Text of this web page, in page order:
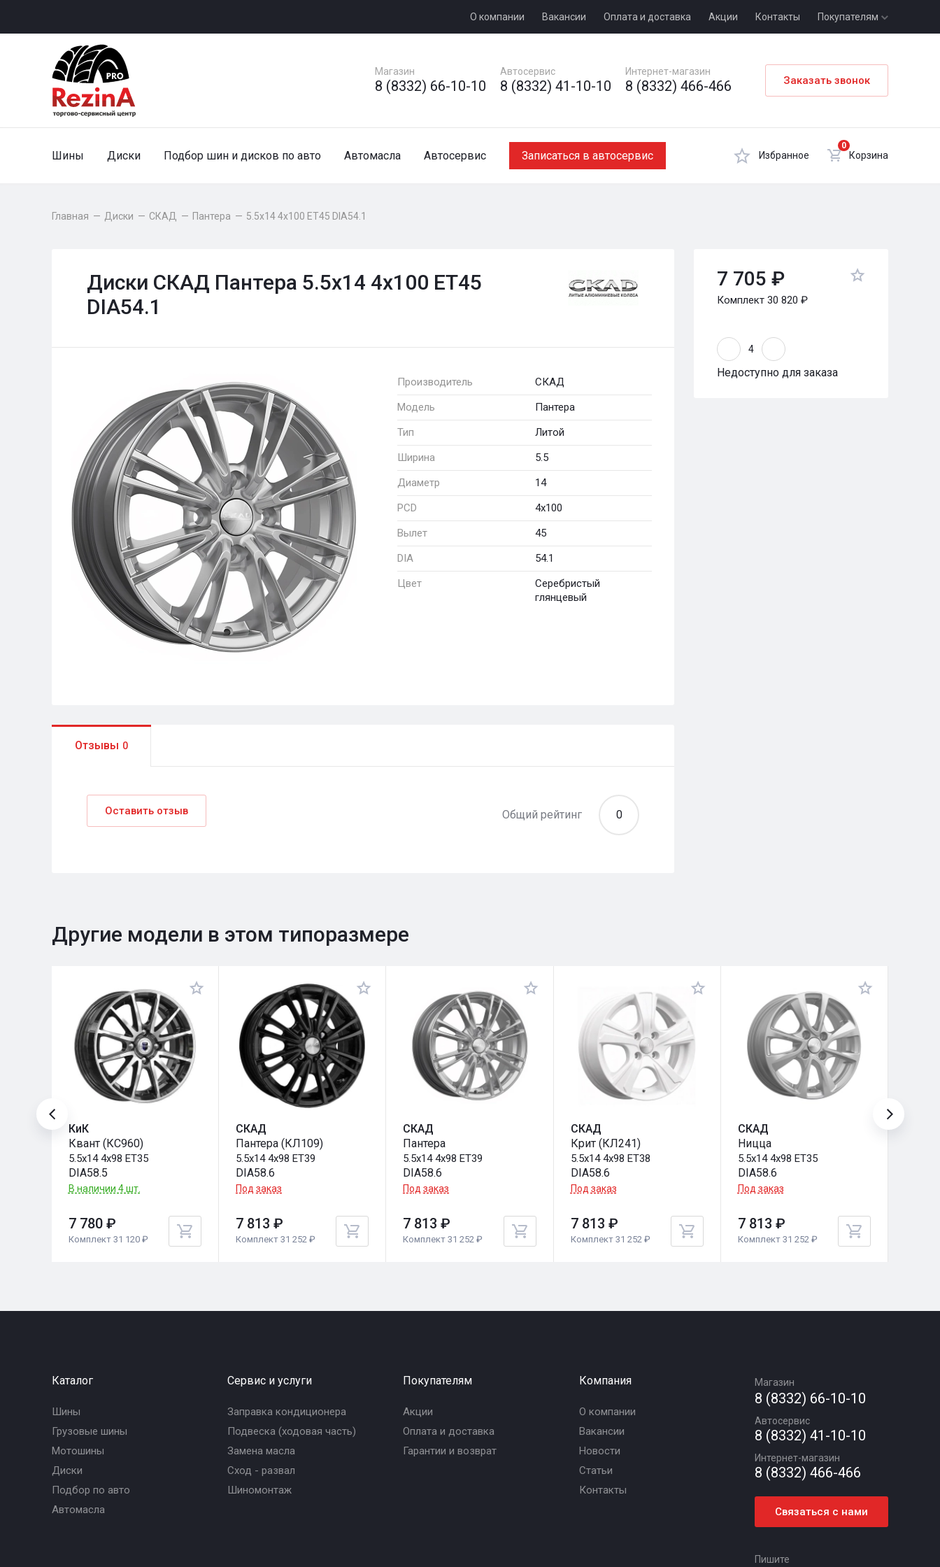
О компании Вакансии Оплата и доставка Акции Контакты Покупателям
Магазин
8 (8332) 66-10-10
Автосервис
8 (8332) 41-10-10
Интернет-магазин
8 (8332) 466-466 Заказать звонок
Шины Диски Подбор шин и дисков по авто Автомасла Автосервис Записаться в автосервис Избранное
0
Корзина
Главная — Диски — СКАД — Пантера — 5.5x14 4x100 ET45 DIA54.1
Диски СКАД Пантера 5.5x14 4x100 ET45
DIA54.1
Производитель
СКАД
Модель
Пантера
Тип
Литой
Ширина
5.5
Диаметр
14
PCD
4x100
Вылет
45
DIA
54.1
Цвет
Серебристый
глянцевый
Отзывы 0
Оставить отзыв Общий рейтинг 0
7 705 ₽
Комплект 30 820 ₽
Недоступно для заказа
Другие модели в этом типоразмере
КиК
Квант (КС960)
5.5x14 4x98 ET35
DIA58.5
В наличии 4 шт.
7 780 ₽
Комплект 31 120 ₽
СКАД
Пантера (КЛ109)
5.5x14 4x98 ET39
DIA58.6
Под заказ
7 813 ₽
Комплект 31 252 ₽
СКАД
Пантера
5.5x14 4x98 ET39
DIA58.6
Под заказ
7 813 ₽
Комплект 31 252 ₽
СКАД
Крит (КЛ241)
5.5x14 4x98 ET38
DIA58.6
Под заказ
7 813 ₽
Комплект 31 252 ₽
СКАД
Ницца
5.5x14 4x98 ET35
DIA58.6
Под заказ
7 813 ₽
Комплект 31 252 ₽
Каталог
Шины
Грузовые шины
Мотошины
Диски
Подбор по авто
Автомасла
Сервис и услуги
Заправка кондиционера
Подвеска (ходовая часть)
Замена масла
Сход - развал
Шиномонтаж
Покупателям
Акции
Оплата и доставка
Гарантии и возврат
Компания
О компании
Вакансии
Новости
Статьи
Контакты
Магазин
8 (8332) 66-10-10
Автосервис
8 (8332) 41-10-10
Интернет-магазин
8 (8332) 466-466
Связаться с нами
Пишите